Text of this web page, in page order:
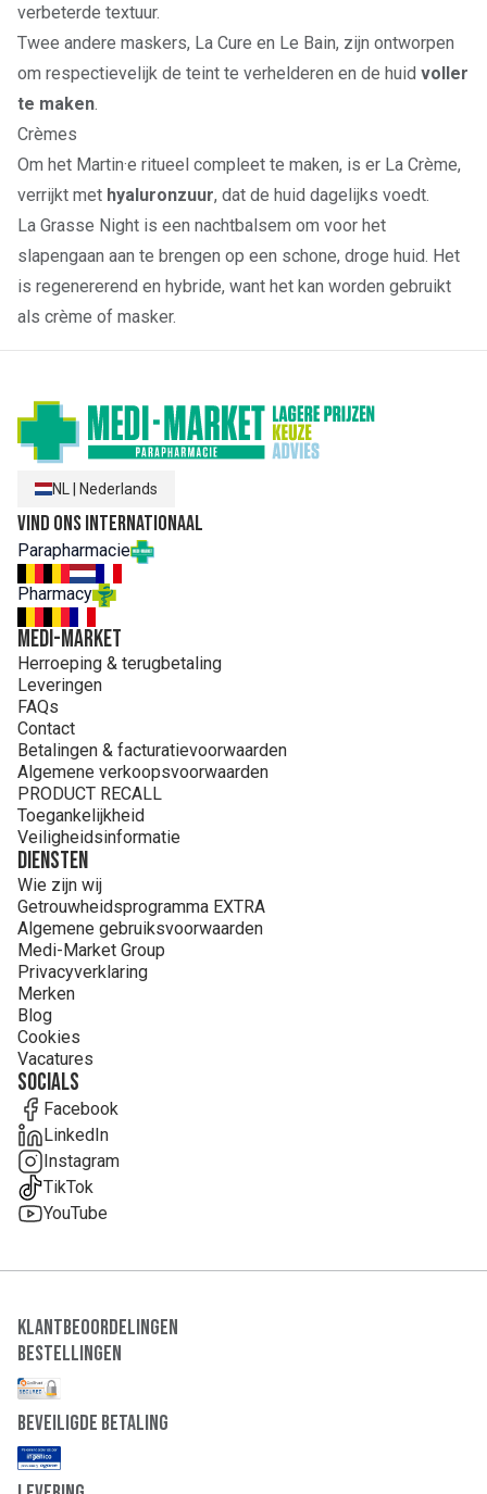
verbeterde textuur.
Twee andere maskers, La Cure en Le Bain, zijn ontworpen
om respectievelijk de teint te verhelderen en de huid voller
te maken.
Crèmes
Om het Martin·e ritueel compleet te maken, is er La Crème,
verrijkt met hyaluronzuur, dat de huid dagelijks voedt.
La Grasse Night is een nachtbalsem om voor het
slapengaan aan te brengen op een schone, droge huid. Het
is regenererend en hybride, want het kan worden gebruikt
als crème of masker.
NL Nederlands
Vind ons internationaal
Parapharmacie
Pharmacy
MEDI-MARKET
Herroeping & terugbetaling
Leveringen
FAQs
Contact
Betalingen & facturatievoorwaarden
Algemene verkoopsvoorwaarden
PRODUCT RECALL
Toegankelijkheid
Veiligheidsinformatie
Diensten
Wie zijn wij
Getrouwheidsprogramma EXTRA
Algemene gebruiksvoorwaarden
Medi-Market Group
Privacyverklaring
Merken
Blog
Cookies
Vacatures
Socials
Facebook
LinkedIn
Instagram
TikTok
YouTube
Klantbeoordelingen
Bestellingen
Beveiligde Betaling